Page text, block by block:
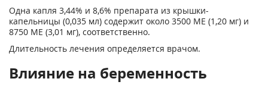
Одна капля 3,44% и 8,6% препарата из крышки-
капельницы (0,035 мл) содержит около 3500 ME (1,20 мг) и
8750 ME (3,01 мг), соответственно.
Длительность лечения определяется врачом.
Влияние на беременность